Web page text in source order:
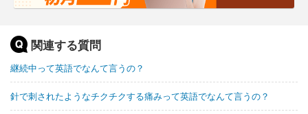
関連する質問
継続中って英語でなんて言うの？
針で刺されたようなチクチクする痛みって英語でなんて言うの？